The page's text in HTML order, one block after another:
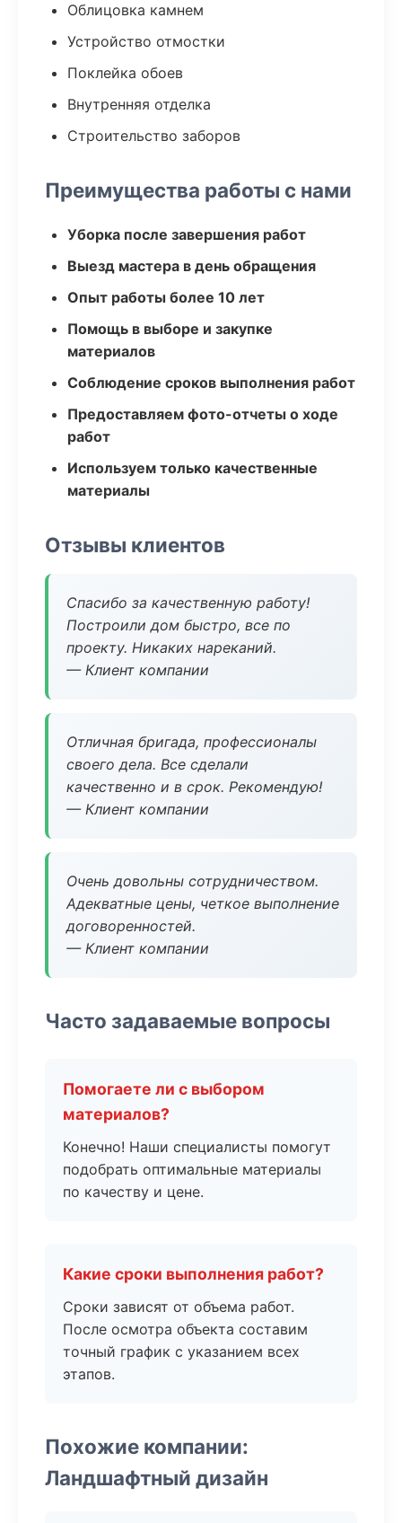
Облицовка камнем
Устройство отмостки
Поклейка обоев
Внутренняя отделка
Строительство заборов
Преимущества работы с нами
Уборка после завершения работ
Выезд мастера в день обращения
Опыт работы более 10 лет
Помощь в выборе и закупке
материалов
Соблюдение сроков выполнения работ
Предоставляем фото-отчеты о ходе
работ
Используем только качественные
материалы
Отзывы клиентов
Спасибо за качественную работу!
Построили дом быстро, все по
проекту. Никаких нареканий.
— Клиент компании
Отличная бригада, профессионалы
своего дела. Все сделали
качественно и в срок. Рекомендую!
— Клиент компании
Очень довольны сотрудничеством.
Адекватные цены, четкое выполнение
договоренностей.
— Клиент компании
Часто задаваемые вопросы
Помогаете ли с выбором
материалов?
Конечно! Наши специалисты помогут
подобрать оптимальные материалы
по качеству и цене.
Какие сроки выполнения работ?
Сроки зависят от объема работ.
После осмотра объекта составим
точный график с указанием всех
этапов.
Похожие компании:
Ландшафтный дизайн